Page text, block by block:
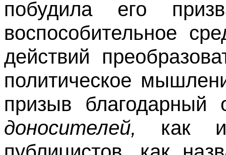
побудила его
воспособительное
действий
политическое
призыв
доносителей, как